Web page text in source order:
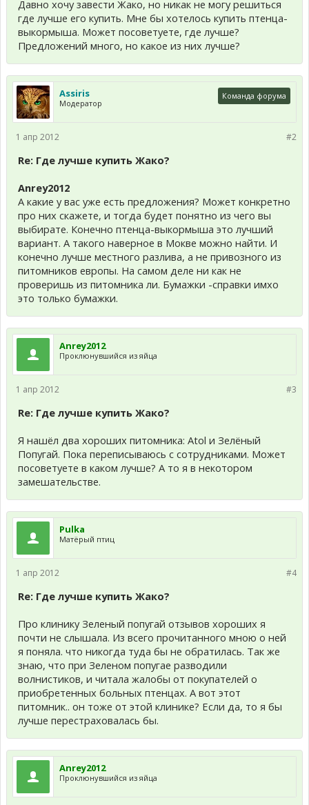
Давно хочу завести Жако, но никак не могу решиться
где лучше его купить. Мне бы хотелось купить птенца-
выкормыша. Может посоветуете, где лучше?
Предложений много, но какое из них лучше?
Assiris
Модератор
Команда форума
#2
1 апр 2012
Re: Где лучше купить Жако?
Anrey2012
А какие у вас уже есть предложения? Может конкретно
про них скажете, и тогда будет понятно из чего вы
выбирате. Конечно птенца-выкормыша это лучший
вариант. А такого наверное в Мокве можно найти. И
конечно лучше местного разлива, а не привозного из
питомников европы. На самом деле ни как не
проверишь из питомника ли. Бумажки -справки имхо
это только бумажки.
Anrey2012
Проклюнувшийся из яйца
#3
1 апр 2012
Re: Где лучше купить Жако?
Я нашёл два хороших питомника: Atol и Зелёный
Попугай. Пока переписываюсь с сотрудниками. Может
посоветуете в каком лучше? А то я в некотором
замешательстве.
Pulka
Матёрый птиц
#4
1 апр 2012
Re: Где лучше купить Жако?
Про клинику Зеленый попугай отзывов хороших я
почти не слышала. Из всего прочитанного мною о ней
я поняла. что никогда туда бы не обратилась. Так же
знаю, что при Зеленом попугае разводили
волнистиков, и читала жалобы от покупателей о
приобретенных больных птенцах. А вот этот
питомник.. он тоже от этой клинике? Если да, то я бы
лучше перестраховалась бы.
Anrey2012
Проклюнувшийся из яйца